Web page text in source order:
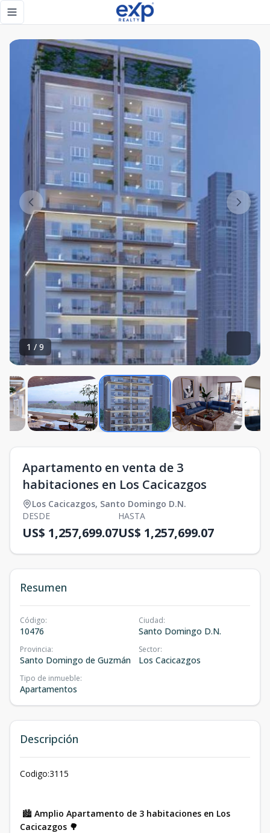
Toggle navigation menu
1 / 9
Apartamento en venta de 3
habitaciones en Los Cacicazgos
Los Cacicazgos, Santo Domingo D.N.
DESDE
US$ 1,257,699.07
HASTA
US$ 1,257,699.07
Resumen
Código:
10476
Ciudad:
Santo Domingo D.N.
Provincia:
Santo Domingo de Guzmán
Sector:
Los Cacicazgos
Tipo de inmueble:
Apartamentos
Descripción
Codigo:3115
🏙️ Amplio Apartamento de 3 habitaciones en Los
Cacicazgos 🌳
Apartamento en venta de 3 habitaciones en Los